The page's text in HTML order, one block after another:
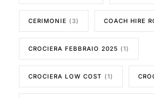
CERIMONIE (3) COACH HIRE
CROCIERA FEBBRAIO 2025 (1)
CROCIERA LOW COST (1)